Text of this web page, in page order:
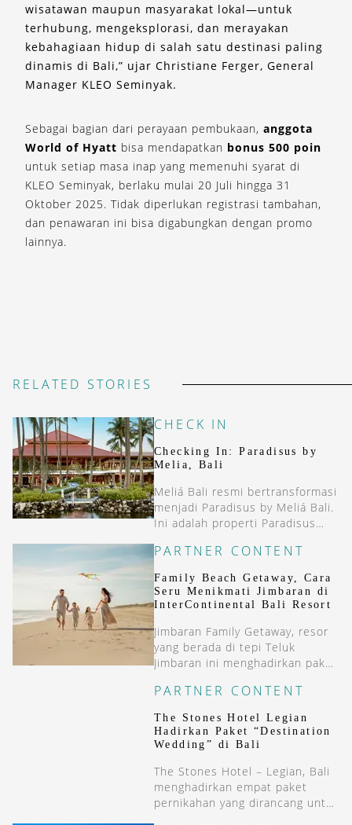
wisatawan maupun masyarakat lokal—untuk
terhubung, mengeksplorasi, dan merayakan
kebahagiaan hidup di salah satu destinasi paling
dinamis di Bali,” ujar Christiane Ferger, General
Manager KLEO Seminyak.
Sebagai bagian dari perayaan pembukaan, anggota
World of Hyatt bisa mendapatkan bonus 500 poin
untuk setiap masa inap yang memenuhi syarat di
KLEO Seminyak, berlaku mulai 20 Juli hingga 31
Oktober 2025. Tidak diperlukan registrasi tambahan,
dan penawaran ini bisa digabungkan dengan promo
lainnya.
RELATED STORIES
CHECK IN
Checking In: Paradisus by
Melia, Bali
Meliá Bali resmi bertransformasi
menjadi Paradisus by Meliá Bali.
Ini adalah properti Paradisus
PARTNER CONTENT
Family Beach Getaway, Cara
Seru Menikmati Jimbaran di
InterContinental Bali Resort
Jimbaran Family Getaway, resor
yang berada di tepi Teluk
Jimbaran ini menghadirkan paket
menggabungkan kenyamanan
beragam pengalaman khas Bali.
PARTNER CONTENT
The Stones Hotel Legian
Hadirkan Paket “Destination
Wedding” di Bali
The Stones Hotel – Legian, Bali
menghadirkan empat paket
pernikahan yang dirancang untuk